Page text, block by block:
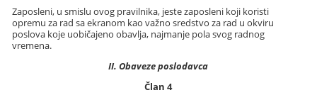
Zaposleni, u smislu ovog pravilnika, jeste zaposleni koji koristi
opremu za rad sa ekranom kao važno sredstvo za rad u okviru
poslova koje uobičajeno obavlja, najmanje pola svog radnog
vremena.
II. Obaveze poslodavca
Član 4